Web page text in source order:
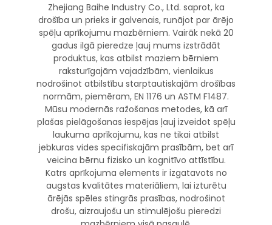
Zhejiang Baihe Industry Co., Ltd. saprot, ka
drošība un prieks ir galvenais, runājot par ārējo
spēļu aprīkojumu mazbērniem. Vairāk nekā 20
gadus ilgā pieredze ļauj mums izstrādāt
produktus, kas atbilst maziem bērniem
raksturīgajām vajadzībām, vienlaikus
nodrošinot atbilstību starptautiskajām drošības
normām, piemēram, EN 1176 un ASTM F1487.
Mūsu modernās ražošanas metodes, kā arī
plašas pielāgošanas iespējas ļauj izveidot spēļu
laukuma aprīkojumu, kas ne tikai atbilst
jebkuras vides specifiskajām prasībām, bet arī
veicina bērnu fizisko un kognitīvo attīstību.
Katrs aprīkojuma elements ir izgatavots no
augstas kvalitātes materiāliem, lai izturētu
ārējās spēles stingrās prasības, nodrošinot
drošu, aizraujošu un stimulējošu pieredzi